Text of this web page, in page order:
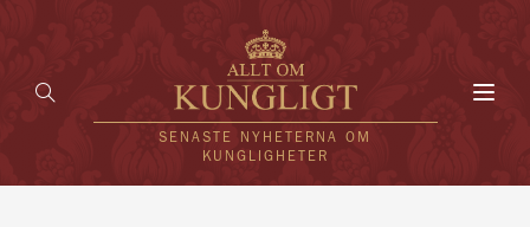
SENASTE NYHETERNA OM
KUNGLIGHETER